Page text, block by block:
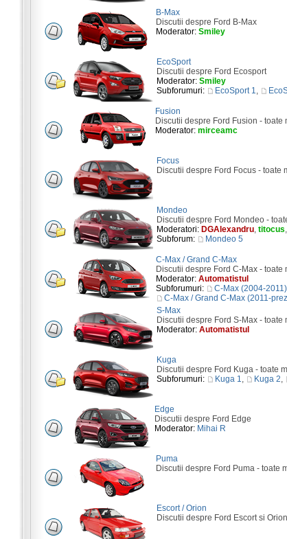
B-Max
Discutii despre Ford B-Max
Moderator: Smiley
EcoSport
Discutii despre Ford Ecosport
Moderator: Smiley
Subforumuri:
EcoSport 1,
Fusion
Discutii despre Ford Fusion - toate
Moderator: mirceamc
Focus
Discutii despre Ford Focus - toate
Mondeo
Discutii despre Ford Mondeo -
Moderatori: DGAlexandru, titocus,
Subforum:
Mondeo 5
C-Max / Grand C-Max
Discutii despre Ford C-Max - toate
Moderator: Automatistul
Subforumuri:
C-Max (2004-2011)
C-Max / Grand C-Max (2011-
S-Max
Discutii despre Ford S-Max - toate
Moderator: Automatistul
Kuga
Discutii despre Ford Kuga - toate
Subforumuri:
Kuga 1, Kuga 2,
Edge
Discutii despre Ford Edge
Moderator: Mihai R
Puma
Discutii despre Ford Puma - toate
Escort / Orion
Discutii despre Ford Escort si